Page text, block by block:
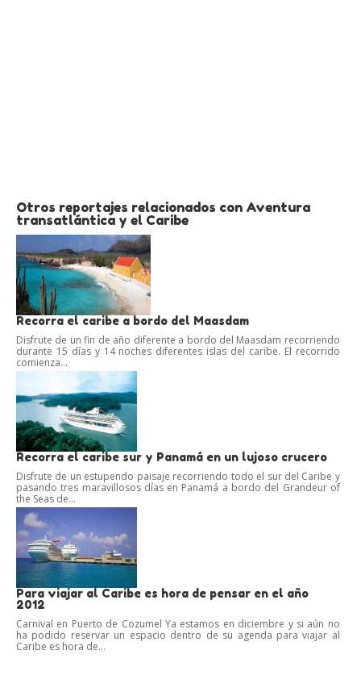
Otros reportajes relacionados con Aventura
transatlántica y el Caribe
Recorra el caribe a bordo del Maasdam
Disfrute de un fin de año diferente a bordo del Maasdam recorriendo
durante 15 días y 14 noches diferentes islas del caribe. El recorrido
comienza...
Recorra el caribe sur y Panamá en un lujoso crucero
Disfrute de un estupendo paisaje recorriendo todo el sur del Caribe y
pasando tres maravillosos días en Panamá a bordo del Grandeur of
the Seas de...
Para viajar al Caribe es hora de pensar en el año
2012
Carnival en Puerto de Cozumel Ya estamos en diciembre y si aún no
ha podido reservar un espacio dentro de su agenda para viajar al
Caribe es hora de...